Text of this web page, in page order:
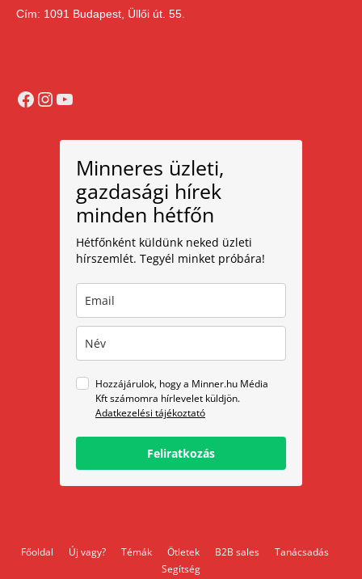
Cím: 1091 Budapest, Üllői út. 55.
Facebook
Instagram
YouTube
Minneres üzleti,
gazdasági hírek
minden hétfőn
Hétfőnként küldünk neked üzleti
hírszemlét. Tegyél minket próbára!
Hozzájárulok, hogy a Minner.hu Média
Kft számomra hírlevelet küldjön.
Adatkezelési tájékoztató
Feliratkozás
Főoldal Új vagy? Témák Ötletek B2B sales
Tanácsadás
Segítség